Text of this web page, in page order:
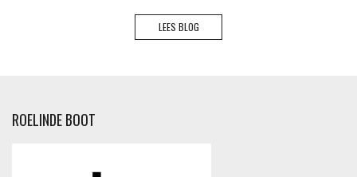
LEES BLOG
ROELINDE BOOT